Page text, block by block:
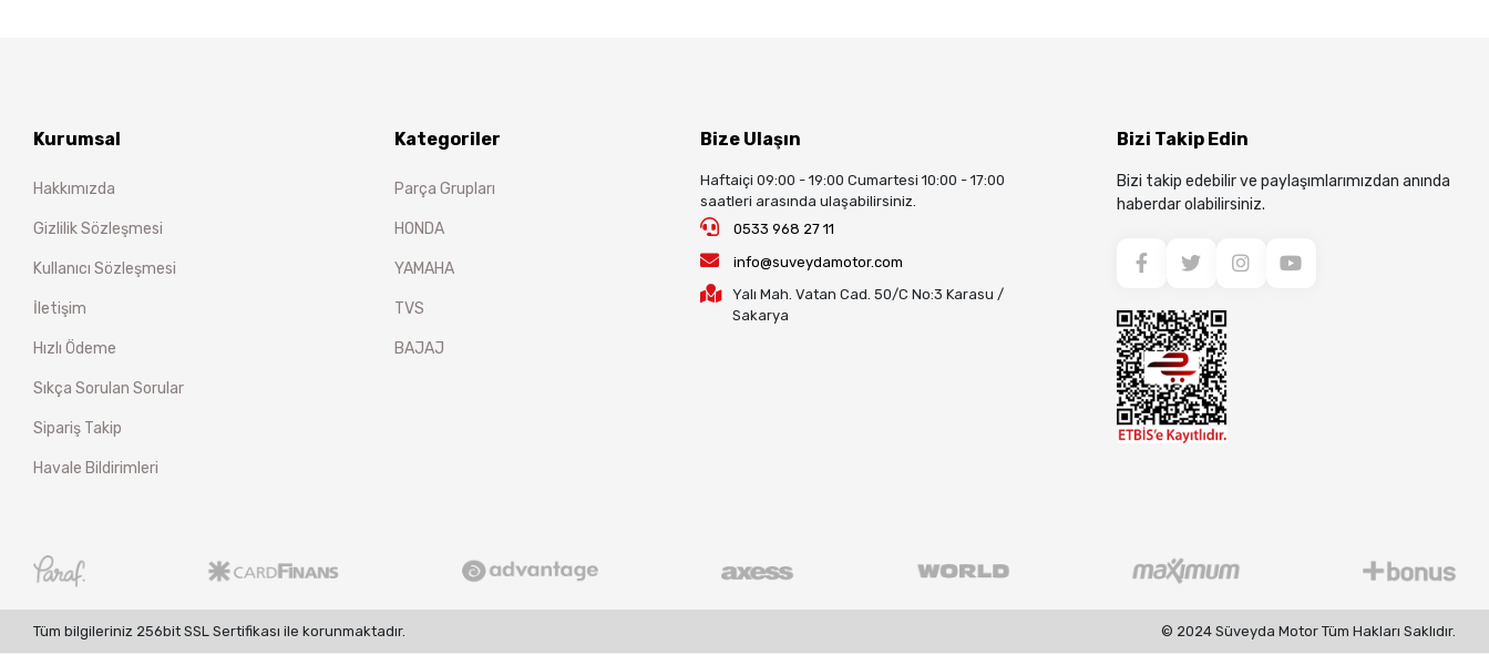
Kurumsal
Hakkımızda
Gizlilik Sözleşmesi
Kullanıcı Sözleşmesi
İletişim
Hızlı Ödeme
Sıkça Sorulan Sorular
Sipariş Takip
Havale Bildirimleri
Kategoriler
Parça Grupları
HONDA
YAMAHA
TVS
BAJAJ
Bize Ulaşın
Haftaiçi 09:00 - 19:00 Cumartesi 10:00 - 17:00
saatleri arasında ulaşabilirsiniz.
0533 968 27 11
info@suveydamotor.com
Yalı Mah. Vatan Cad. 50/C No:3 Karasu /
Sakarya
Bizi Takip Edin
Bizi takip edebilir ve paylaşımlarımızdan anında
haberdar olabilirsiniz.
Tüm bilgileriniz 256bit SSL Sertifikası ile korunmaktadır. © 2024 Süveyda Motor Tüm Hakları Saklıdır.